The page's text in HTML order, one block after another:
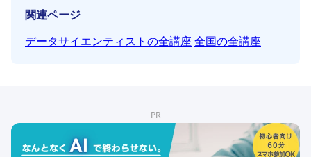
関連ページ
データサイエンティストの全講座 全国の全講座
PR